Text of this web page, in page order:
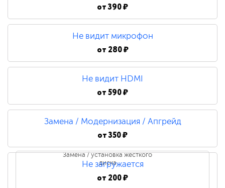
от390 ₽
Не видит микрофон
от 280 ₽
Не видит HDMI
от590 ₽
Замена / Модернизация / Апгрейд
от350 ₽
Замена / установка жесткого
диска
Не загружается
от 200 ₽